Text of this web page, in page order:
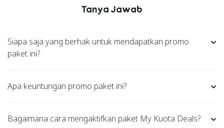
Tanya Jawab
Siapa saja yang berhak untuk mendapatkan promo
paket ini?
Apa keuntungan promo paket ini?
Bagaimana cara mengaktifkan paket My Kuota Deals?